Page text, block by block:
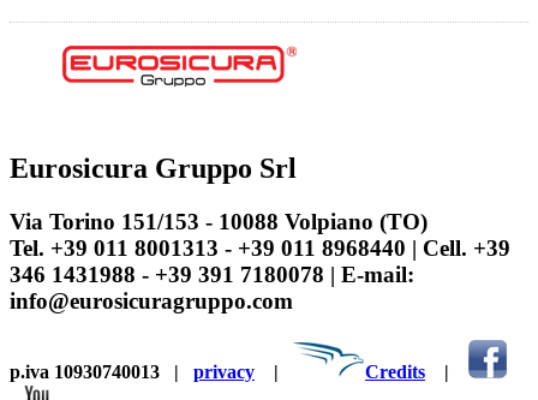
Eurosicura Gruppo Srl
Via Torino 151/153 - 10088 Volpiano (TO)
Tel. +39 011 8001313 - +39 011 8968440 | Cell. +39
346 1431988 - +39 391 7180078 | E-mail:
info@eurosicuragruppo.com
p.iva 10930740013 | privacy | Credits |